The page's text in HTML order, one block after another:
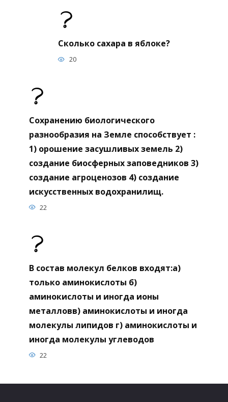
Сколько сахара в яблоке?
20
Сохранению биологического
разнообразия на Земле способствует :
1) орошение засушливых земель 2)
создание биосферных заповедников 3)
создание агроценозов 4) создание
искусственных водохранилищ.
22
В состав молекул белков входят:а)
только аминокислоты б)
аминокислоты и иногда ионы
металловв) аминокислоты и иногда
молекулы липидов г) аминокислоты и
иногда молекулы углеводов
22